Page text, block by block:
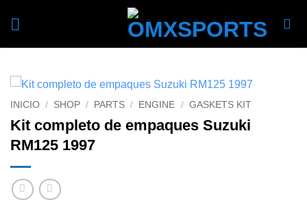
INICIO / SHOP / PARTS / ENGINE / GASKETS KIT
Kit completo de empaques Suzuki
RM125 1997